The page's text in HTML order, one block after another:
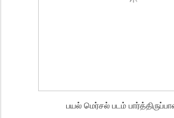
பயல் மெர்சல் படம்